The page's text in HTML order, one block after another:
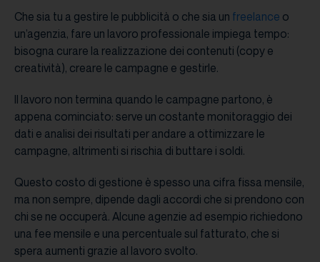
Che sia tu a gestire le pubblicità o che sia un freelance o
un’agenzia, fare un lavoro professionale impiega tempo:
bisogna curare la realizzazione dei contenuti (copy e
creatività), creare le campagne e gestirle.
Il lavoro non termina quando le campagne partono, è
appena cominciato: serve un costante monitoraggio dei
dati e analisi dei risultati per andare a ottimizzare le
campagne, altrimenti si rischia di buttare i soldi.
Questo costo di gestione è spesso una cifra fissa mensile,
ma non sempre, dipende dagli accordi che si prendono con
chi se ne occuperà. Alcune agenzie ad esempio richiedono
una fee mensile e una percentuale sul fatturato, che si
spera aumenti grazie al lavoro svolto.